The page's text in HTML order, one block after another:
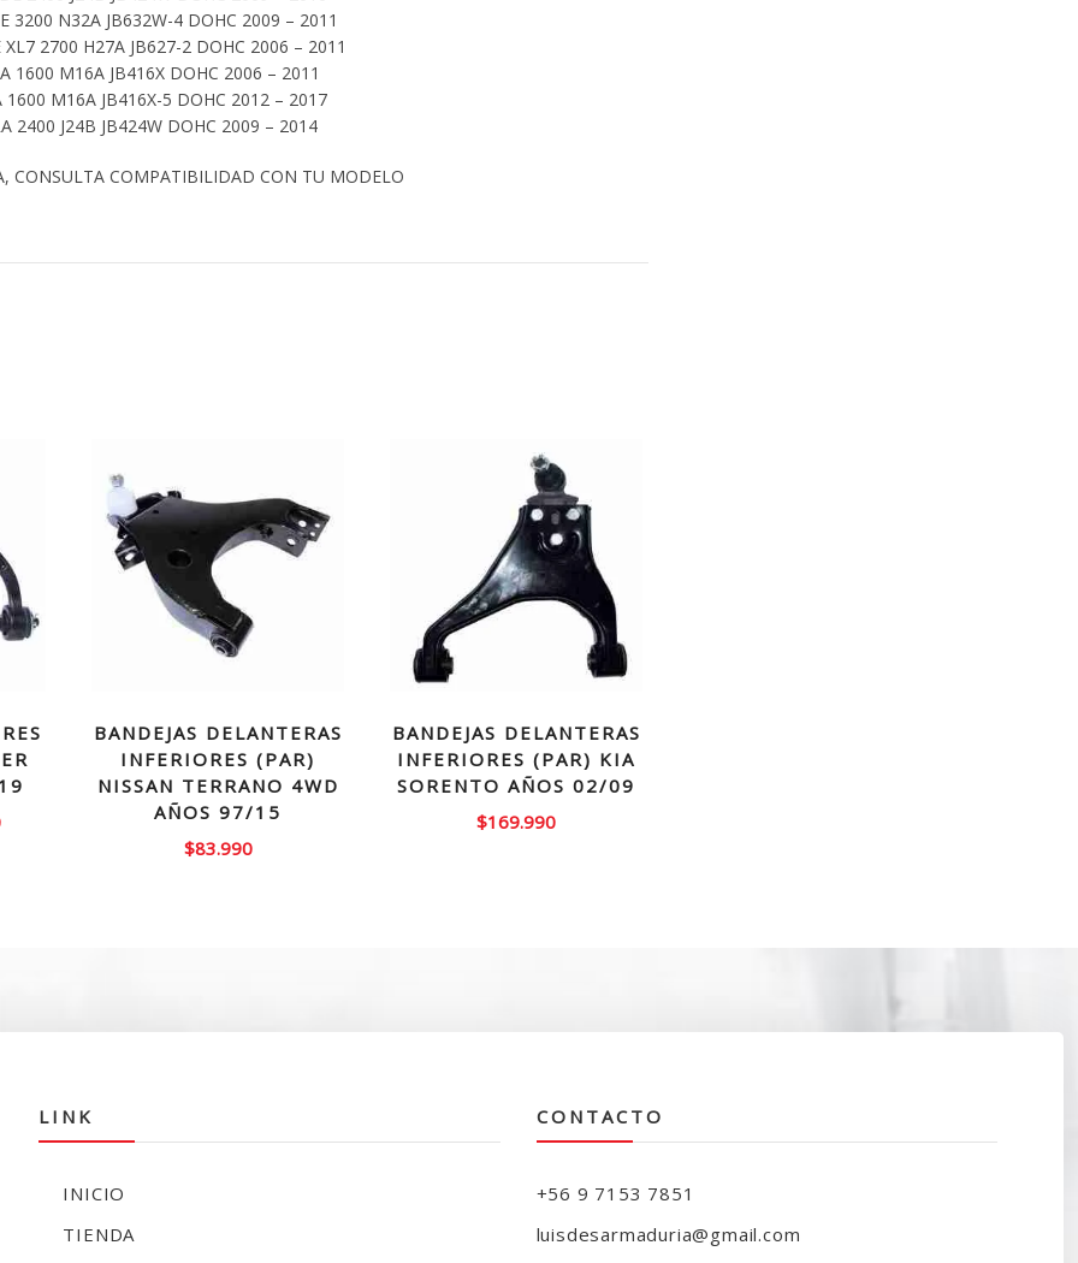
3200 N32A JB632W-4 DOHC 2009 – 2011
2700 H27A JB627-2 DOHC 2006 – 2011
1600 M16A JB416X DOHC 2006 – 2011
1600 M16A JB416X-5 DOHC 2012 – 2017
2400 J24B JB424W DOHC 2009 – 2014
CONSULTA COMPATIBILIDAD CON TU MODELO
El
BANDEJAS DELANTERAS
INFERIORES (PAR)
NISSAN TERRANO 4WD
AÑOS 97/15
$83.990
BANDEJAS DELANTERAS
INFERIORES (PAR) KIA
SORENTO AÑOS 02/09
$169.990
LINK
INICIO
TIENDA
CONTACTO
+56 9 7153 7851
luisdesarmaduria@gmail.com